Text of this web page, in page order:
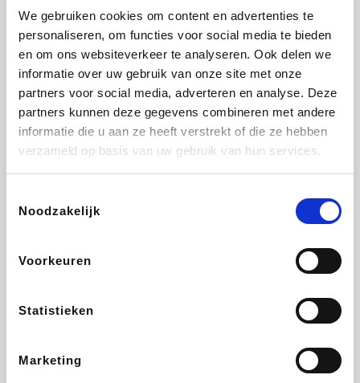
We gebruiken cookies om content en advertenties te
personaliseren, om functies voor social media te bieden
en om ons websiteverkeer te analyseren. Ook delen we
informatie over uw gebruik van onze site met onze
partners voor social media, adverteren en analyse. Deze
partners kunnen deze gegevens combineren met andere
informatie die u aan ze heeft verstrekt of die ze hebben
verzameld op basis van uw gebruik van hun services.
Noodzakelijk
Voorkeuren
Statistieken
Marketing
Vidaxl Lampenlicht.be Adidas Hotels.com
DectDirect
Brussels Airlines
ZEB Get Your Guide